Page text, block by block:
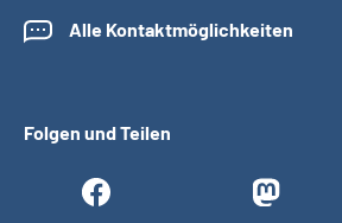
Alle Kontaktmöglichkeiten
Folgen und Teilen